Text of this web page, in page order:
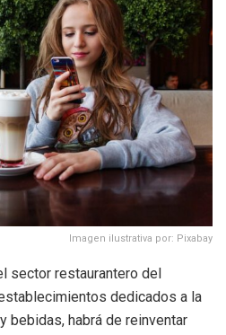
Imagen ilustrativa por: Pixabay
sector restaurantero del
dedicados a la
bebidas, habrá de reinventar